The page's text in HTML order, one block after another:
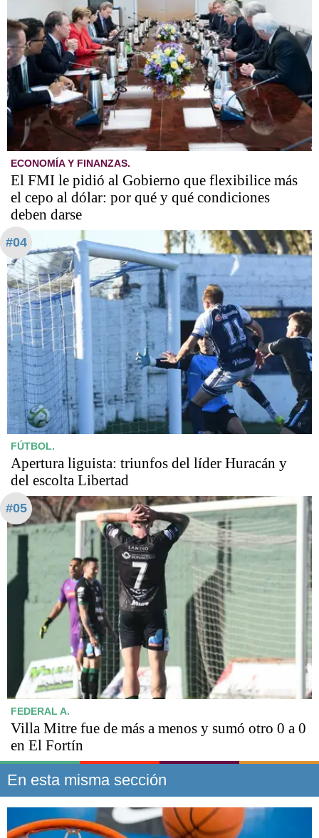
ECONOMÍA Y FINANZAS.
El FMI le pidió al Gobierno que flexibilice más
el cepo al dólar: por qué y qué condiciones
deben darse
#04
FÚTBOL.
Apertura liguista: triunfos del líder Huracán y
del escolta Libertad
#05
FEDERAL A.
Villa Mitre fue de más a menos y sumó otro 0 a 0
en El Fortín
En esta misma sección